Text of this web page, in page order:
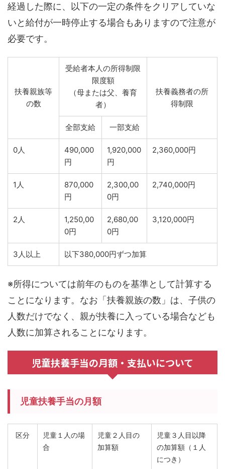
経過した際に、以下の一定の条件をクリアしていな
いと給付が一時停止する場合もありますので注意が
必要です。
扶養親族等
の数
受給者本人の所得制限
限度額
（母または父、養育
者）
扶養義務者の所
得制限
全部支給 一部支給
0人
490,000
円
1,920,000
円
2,360,000円
1人
870,000
円
2,300,00
0円
2,740,000円
2人
1,250,00
0円
2,680,00
0円
3,120,000円
3人以上 以下380,000円ずつ加算
※所得については前年のものを基準として計算する
ことになります。なお「扶養親族の数」は、子供の
人数だけでなく、親が扶養に入っている場合なども
人数に加算されることになります。
児童扶養手当の月額・支払いについて
児童扶養手当の月額
区分
児童１人の場
合
児童２人目の
加算額
児童３人目以降
の加算額 （１人
につき）